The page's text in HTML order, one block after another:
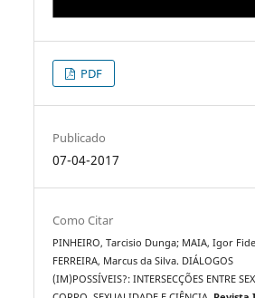
PDF
Publicado
07-04-2017
Como Citar
PINHEIRO, Tarcisio Dunga; MAIA, Igor
FERREIRA, Marcus da Silva. DIÁLOGOS
(IM)POSSÍVEIS?: INTERSECÇÕES ENTRE